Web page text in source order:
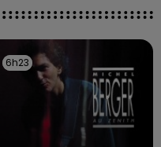
6h23
6h23